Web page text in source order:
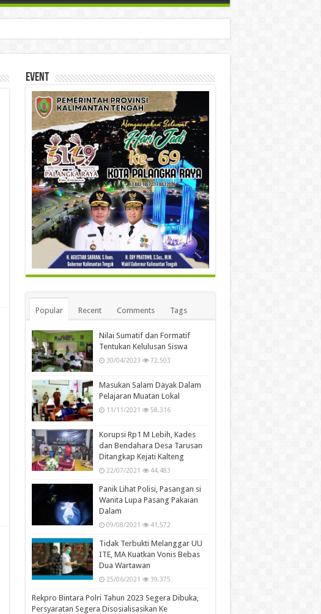
Event
Popular Recent Comments Tags
Nilai Sumatif dan Formatif
Tentukan Kelulusan Siswa
30/04/2023 72,503
Masukan Salam Dayak Dalam
Pelajaran Muatan Lokal
11/11/2021 58,316
Korupsi Rp1 M Lebih, Kades
dan Bendahara Desa Tarusan
Ditangkap Kejati Kalteng
22/07/2021 44,483
Panik Lihat Polisi, Pasangan si
Wanita Lupa Pasang Pakaian
Dalam
09/08/2021 41,572
Tidak Terbukti Melanggar UU
ITE, MA Kuatkan Vonis Bebas
Dua Wartawan
25/06/2021 39,375
Rekpro Bintara Polri Tahun 2023 Segera Dibuka,
Persyaratan Segera Disosialisasikan Ke